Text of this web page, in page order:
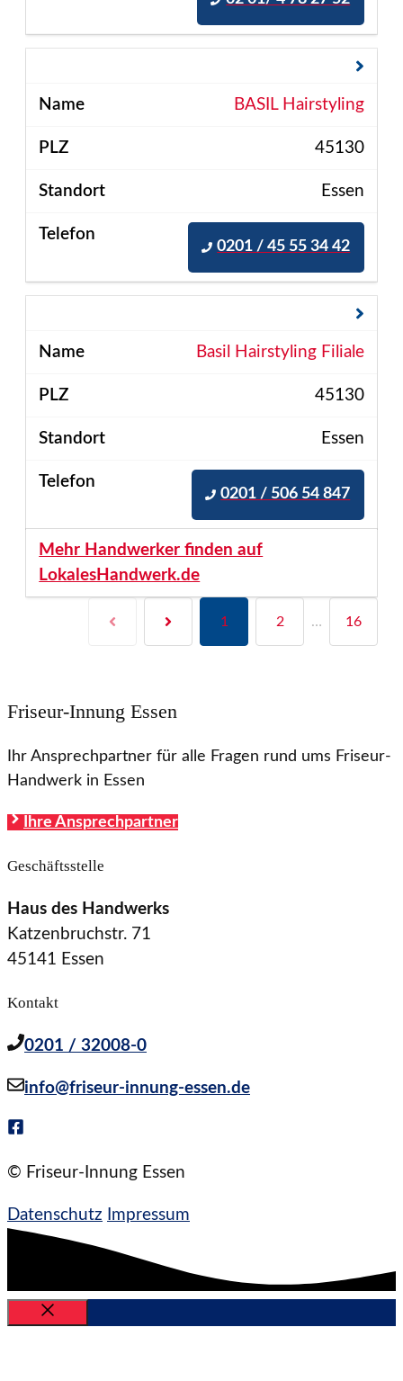
BASIL Hairstyling
45130
Essen
0201 / 45 55 34 42
Basil Hairstyling Filiale
45130
Essen
0201 / 506 54 847
Mehr Handwerker finden auf
LokalesHandwerk.de
1 2 … 16
Friseur-Innung Essen
Ihr Ansprechpartner für alle Fragen rund ums Friseur-
Handwerk in Essen
Ihre Ansprechpartner
Geschäftsstelle
Haus des Handwerks
Katzenbruchstr. 71
45141 Essen
Kontakt
0201 / 32008-0
info@friseur-innung-essen.de
© Friseur-Innung Essen
Datenschutz Impressum